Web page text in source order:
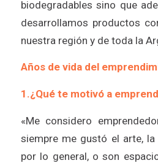
biodegradables sino que
desarrollamos productos
nuestra región y de toda la
Años de vida del
1.¿Qué te motivó a
«Me considero
siempre me gustó el arte,
por lo general, o son